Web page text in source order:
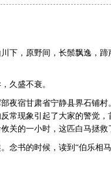
，原野间，长鬃飘逸，蹄
久盛不衰。
宿甘肃省宁静县界石铺村
常现象引起了大家的警觉
关的一小时，这匹白马拯救
书的时候，读到“伯乐相